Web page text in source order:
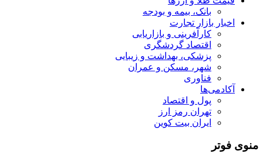
بانک، بیمه و بودجه
اخبار بازار تجارت
کارآفرینی و بازاریابی
اقتصاد گردشگری
پزشکی، بهداشت و زیبایی
شهر، مسکن و عمران
فناوری
آکادمی‌ها
پول و اقتصاد
تهران رمز ارز
ایران بیت کوین
منوی فوتر